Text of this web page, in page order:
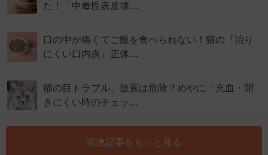
た！「中毒性表皮壊…
口の中が痛くてご飯を食べられない！猫の『治り
にくい口内炎』正体…
猫の目トラブル、放置は危険？めやに・充血・開
きにくい時のチェッ…
関連記事をもっと見る